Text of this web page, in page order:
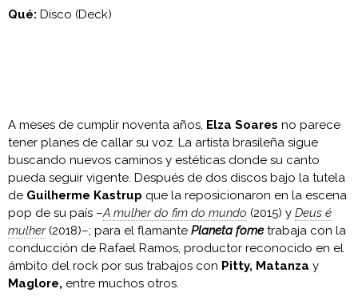
Qué: Disco (Deck)
A meses de cumplir noventa años, Elza Soares no parece
tener planes de callar su voz. La artista brasileña sigue
buscando nuevos caminos y estéticas donde su canto
pueda seguir vigente. Después de dos discos bajo la tutela
de Guilherme Kastrup que la reposicionaron en la escena
pop de su país –A mulher do fim do mundo (2015) y Deus é
mulher(2018)–; para el flamante Planeta fometrabaja con la
conducción de Rafael Ramos, productor reconocido en el
ámbito del rock por sus trabajos con Pitty, Matanza y
Maglore, entre muchos otros.